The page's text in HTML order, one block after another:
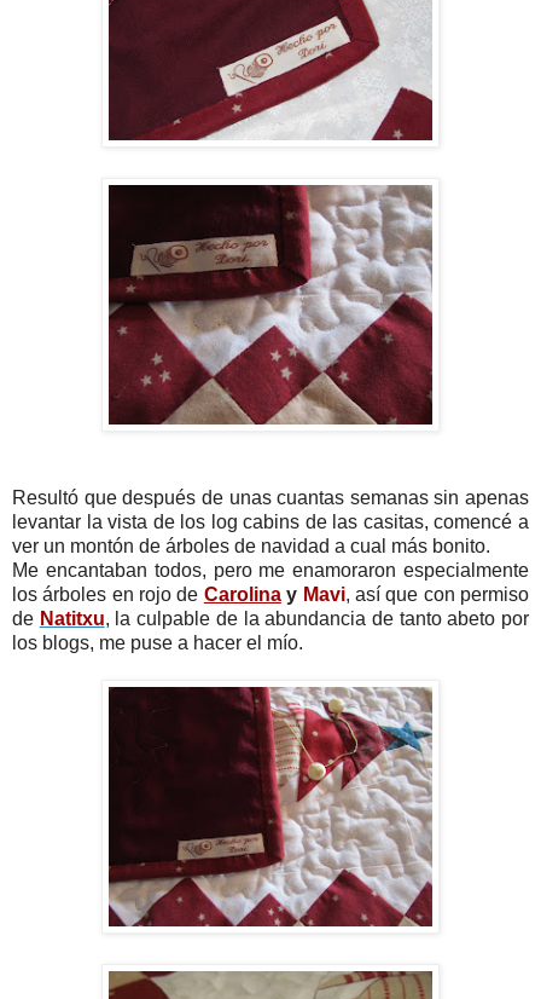
Resultó que después de unas cuantas semanas sin apenas
levantar la vista de los log cabins de las casitas, comencé a
ver un montón de árboles de navidad a cual más bonito.
Me encantaban todos, pero me enamoraron especialmente
los árboles en rojo de Carolinay Mavi, así que con permiso
de Natitxu, la culpable de la abundancia de tanto abeto por
los blogs, me puse a hacer el mío.